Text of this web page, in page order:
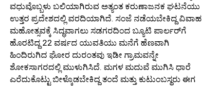
ವಧುವೊಬ್ಬಳು ಬಲಿಯಾಗಿರುವ ಅತ್ಯಂತ ಕರುಣಾಜನಕ ಘಟನೆಯು
ಉತ್ತರ ಪ್ರದೇಶದಲ್ಲಿ ವರದಿಯಾಗಿದೆ. ಸಂಜೆ ನಡೆಯಬೇಕಿದ್ದ ವಿವಾಹ
ಮಹೋತ್ಸವಕ್ಕೆ ಸಿದ್ಧವಾಗಲು ಸಡಗರದಿಂದ ಬ್ಯೂಟಿ ಪಾರ್ಲರ್‌ಗೆ
ಹೊರಟಿದ್ದ 22 ವರ್ಷದ ಯುವತಿಯು ಮನೆಗೆ ಹೆಣವಾಗಿ
ಹಿಂದಿರುಗಿದ ಘೋರ ದುರಂತವು ಇಡೀ ಗ್ರಾಮವನ್ನೇ
ಶೋಕಸಾಗರದಲ್ಲಿ ಮುಳುಗಿಸಿದೆ. ಮಗಳ ಮದುವೆ ಮುಗಿಸಿ ಧಾರೆ
ಎರೆದುಕೊಟ್ಟು ಬೀಳ್ಕೊಡಬೇಕಿದ್ದ ತಂದೆ ಮತ್ತು ಕುಟುಂಬಸ್ಥರು ಈಗ